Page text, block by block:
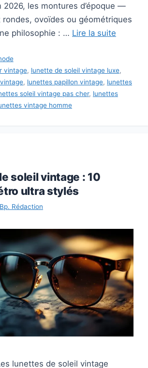
2026, les montures d’époque —
rondes, ovoïdes ou géométriques
philosophie : … Lire la suite
vintage, lunette de soleil vintage luxe,
, lunettes papillon vintage, lunettes
soleil vintage pas cher, lunettes
vintage homme
soleil vintage : 10
ultra stylés
Bp. Rédaction
lunettes de soleil vintage